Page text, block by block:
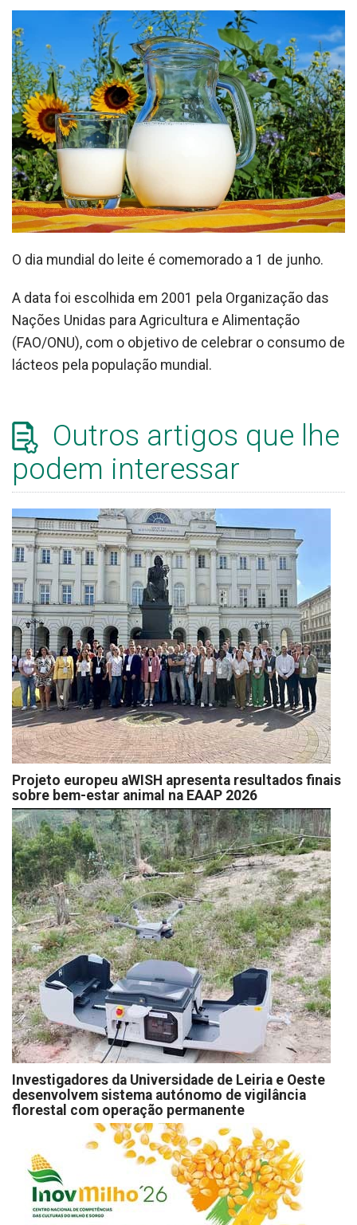
O dia mundial do leite é comemorado a 1 de junho.
A data foi escolhida em 2001 pela Organização das
Nações Unidas para Agricultura e Alimentação
(FAO/ONU), com o objetivo de celebrar o consumo de
lácteos pela população mundial.
Outros artigos que lhe
podem interessar
Projeto europeu aWISH apresenta resultados finais
sobre bem-estar animal na EAAP 2026
Investigadores da Universidade de Leiria e Oeste
desenvolvem sistema autónomo de vigilância
florestal com operação permanente